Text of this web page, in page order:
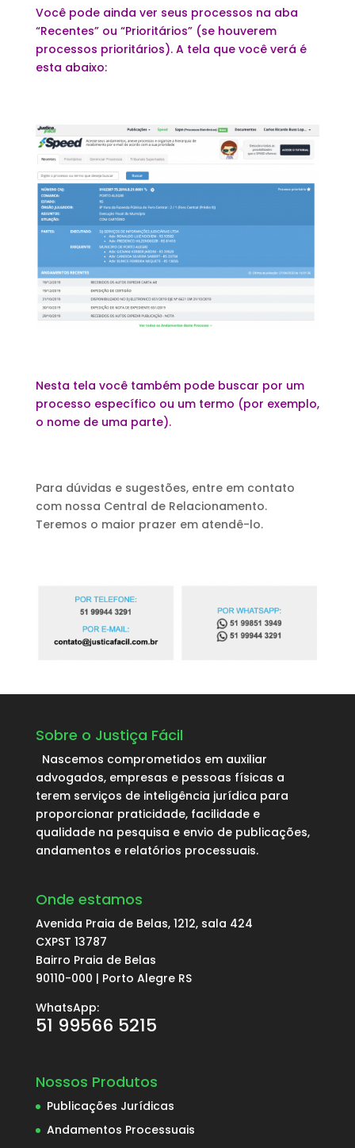
Você pode ainda ver seus processos na aba
“Recentes” ou “Prioritários” (se houverem
processos prioritários). A tela que você verá é
esta abaixo:
Nesta tela você também pode buscar por um
processo específico ou um termo (por exemplo,
o nome de uma parte).
Para dúvidas e sugestões, entre em contato
com nossa Central de Relacionamento.
Teremos o maior prazer em atendê-lo.
Sobre o Justiça Fácil
Nascemos comprometidos em auxiliar
advogados, empresas e pessoas físicas a
terem serviços de inteligência jurídica para
proporcionar praticidade, facilidade e
qualidade na pesquisa e envio de publicações,
andamentos e relatórios processuais.
Onde estamos
Avenida Praia de Belas, 1212, sala 424
CXPST 13787
Bairro Praia de Belas
90110-000 | Porto Alegre RS
WhatsApp:
51 99566 5215
Nossos Produtos
Publicações Jurídicas
Andamentos Processuais